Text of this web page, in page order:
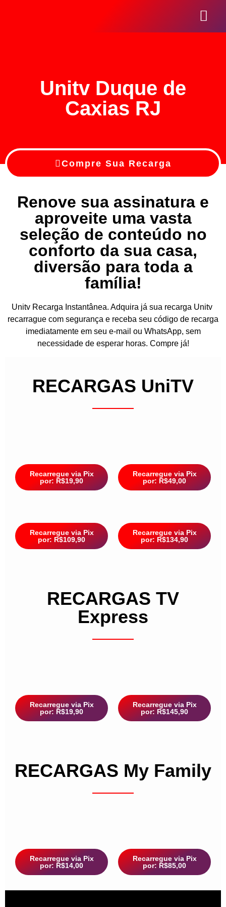
Unitv Duque de
Caxias RJ
Compre Sua Recarga
Renove sua assinatura e
aproveite uma vasta
seleção de conteúdo no
conforto da sua casa,
diversão para toda a
família!
Unitv Recarga Instantânea. Adquira já sua recarga Unitv
recarrague com segurança e receba seu código de recarga
imediatamente em seu e-mail ou WhatsApp, sem
necessidade de esperar horas. Compre já!
RECARGAS UniTV
Recarregue via Pix
por: R$19,90
Recarregue via Pix
por: R$49,00
Recarregue via Pix
por: R$109,90
Recarregue via Pix
por: R$134,90
RECARGAS TV
Express
Recarregue via Pix
por: R$19,90
Recarregue via Pix
por: R$145,90
RECARGAS My Family
Recarregue via Pix
por: R$14,00
Recarregue via Pix
por: R$85,00